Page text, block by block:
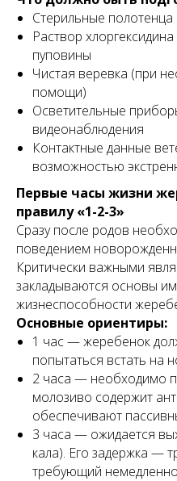
Стерильные полотенца
Раствор
пуповины
Чистая веревка (при
помощи)
Осветительные
видеонаблюдения
Контактные данные
возможностью
Первые часы жизни
правилу «1-2-3»
Сразу после родов
поведением
Критически важными
закладываются основы
жизнеспособности
Основные ориентиры:
1 час — жеребенок
попытаться встать на
2 часа — необходимо
молозиво содержит
обеспечивают
3 часа — ожидается
кала). Его задержка —
требующий